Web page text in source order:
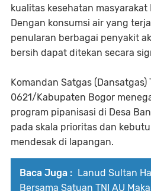
kualitas kesehatan masyarakat
Dengan konsumsi air yang
penularan berbagai penyakit
bersih dapat ditekan secara
​Komandan Satgas (Dansatgas)
0621/Kabupaten Bogor
program pipanisasi di Desa
pada skala prioritas dan
mendesak di lapangan.
Baca Juga : Lanud Sultan
Bersama Satuan TNI AU